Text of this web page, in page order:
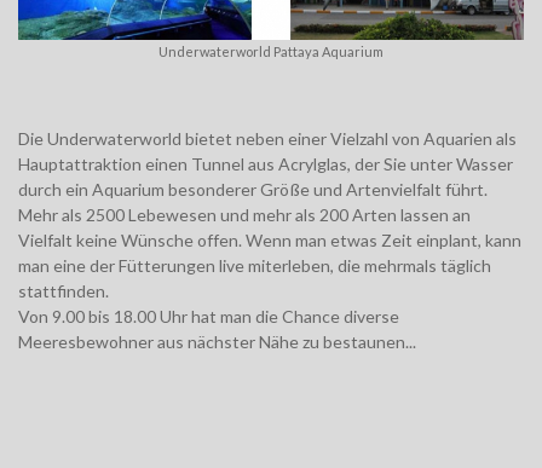
Underwaterworld Pattaya Aquarium
Die Underwaterworld bietet neben einer Vielzahl von Aquarien als
Hauptattraktion einen Tunnel aus Acrylglas, der Sie unter Wasser
durch ein Aquarium besonderer Größe und Artenvielfalt führt.
Mehr als 2500 Lebewesen und mehr als 200 Arten lassen an
Vielfalt keine Wünsche offen. Wenn man etwas Zeit einplant, kann
man eine der Fütterungen live miterleben, die mehrmals täglich
stattfinden.
Von 9.00 bis 18.00 Uhr hat man die Chance diverse
Meeresbewohner aus nächster Nähe zu bestaunen...